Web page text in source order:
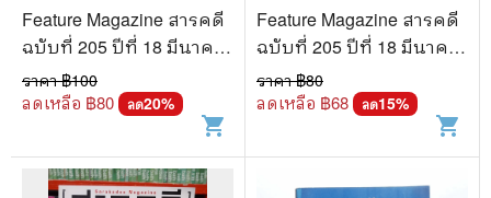
Feature Magazine สารคดี
ฉบับที่ 205 ปีที่ 18 มีนาคม
2545 กรุงเทพ 2002
ราคา ฿100
ลดเหลือ ฿80 ลด20%
shopping_cart
Feature Magazine สารคดี
ฉบับที่ 205 ปีที่ 18 มีนาคม
2545 กรุงเทพ 2002
ราคา ฿80
ลดเหลือ ฿68 ลด15%
shopping_cart